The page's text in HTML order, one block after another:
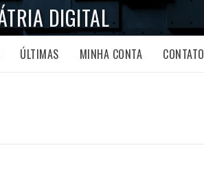
DIGITAL
ÚLTIMAS MINHA CONTA CONTATO